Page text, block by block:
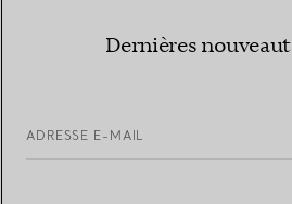
Dernières
ADRESSE E-MAIL